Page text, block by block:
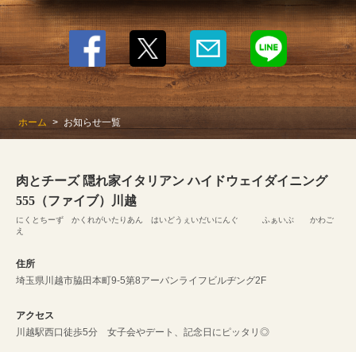
ホーム お知らせ一覧
肉とチーズ 隠れ家イタリアン ハイドウェイダイニング
555（ファイブ）川越
にくとちーず かくれがいたりあん はいどうぇいだいにんぐ ふぁいぶ かわご
え
住所
埼玉県川越市脇田本町9-5第8アーバンライフビルヂング2F
アクセス
川越駅西口徒歩5分 女子会やデート、記念日にピッタリ◎